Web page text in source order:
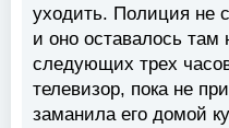
уходить. Полиция не
и оно оставалось там
следующих трех
телевизор, пока не
заманила его домой